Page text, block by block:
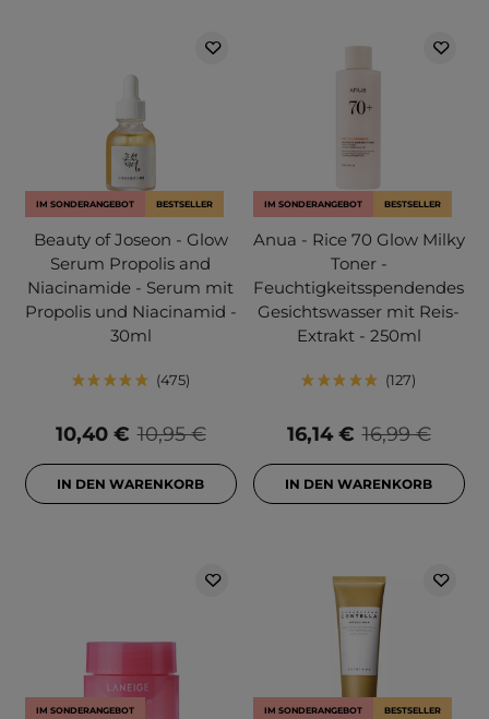
IM SONDERANGEBOT BESTSELLER
Beauty of Joseon - Glow
Serum Propolis and
Niacinamide - Serum mit
Propolis und Niacinamid -
30ml
475
10,95 €
10,40 €
IN DEN WARENKORB
IM SONDERANGEBOT BESTSELLER
Anua - Rice 70 Glow Milky
Toner -
Feuchtigkeitsspendendes
Gesichtswasser mit Reis-
Extrakt - 250ml
127
16,99 €
16,14 €
IN DEN WARENKORB
IM SONDERANGEBOT IM SONDERANGEBOT BESTSELLER